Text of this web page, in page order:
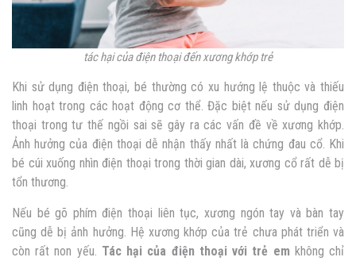
tác hại của điện thoại đến xương khớp trẻ
Khi sử dụng điện thoại, bé thường có xu hướng lệ thuộc và thiếu
linh hoạt trong các hoạt động cơ thể. Đặc biệt nếu sử dụng điện
thoại trong tư thế ngồi sai sẽ gây ra các vấn đề về xương khớp.
Ảnh hưởng của điện thoại dễ nhận thấy nhất là chứng đau cổ. Khi
bé cúi xuống nhìn điện thoại trong thời gian dài, xương cổ rất dễ bị
tổn thương.
Nếu bé gõ phím điện thoại liên tục, xương ngón tay và bàn tay
cũng dễ bị ảnh hưởng. Hệ xương khớp của trẻ chưa phát triển và
còn rất non yếu. Tác hại của điện thoại với trẻ em không chỉ